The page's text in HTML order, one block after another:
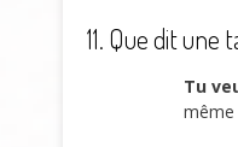
11. Que dit une
Tu
même